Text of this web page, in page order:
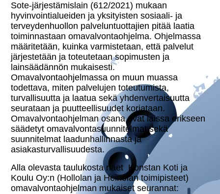
Sote-järjestämislain (612/2021) mukaan
hyvinvointialueiden ja yksityisten sosiaali- ja
terveydenhuollon palveluntuottajien pitää laatia
toiminnastaan omavalvontaohjelma. Ohjelmassa
määritetään, kuinka varmistetaan, että palvelut
järjestetään ja toteutetaan sopimusten ja
lainsäädännön mukaisesti.
Omavalvontaohjelmassa on muun muassa
todettava, miten palvelujen toteutumista,
turvallisuutta ja laatua sekä yhdenvertaisuutta
seurataan ja puutteellisuudet korjataan.
Omavalvontaohjelman osana ovat laissa erikseen
säädetyt omavalvontasuunnitelmat sekä
suunnitelmat laadunhallinnasta ja
asiakasturvallisuudesta.
Alla olevasta taulukosta näet Konstan Koti ja
Koulu Oy:n (Hollolan ja Heinolan toimipisteet)
omavalvontaohjelman mukaiset seurannat: